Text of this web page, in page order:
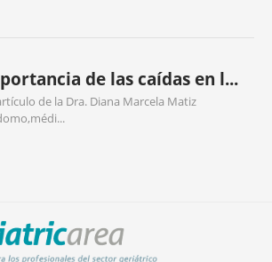
de las caídas en l...
de la Dra. Diana Marcela Matiz